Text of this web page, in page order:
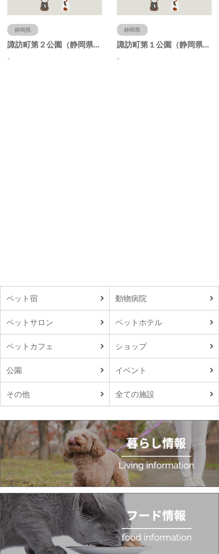
静岡県
諏訪町第２公園（静岡県静岡市）
-
静岡県
諏訪町第１公園（静岡県静岡市）
-
ペット宿 動物病院
ペットサロン ペットホテル
ペットカフェ ショップ
公園 イベント
その他 全ての施設